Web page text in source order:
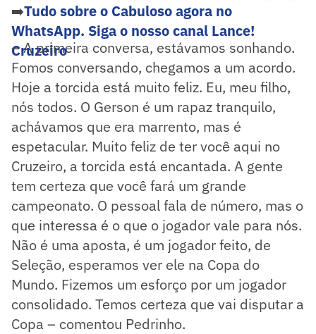
➡️Tudo sobre o Cabuloso agora no
WhatsApp. Siga o nosso canal Lance!
Cruzeiro
– A primeira conversa, estávamos sonhando.
Fomos conversando, chegamos a um acordo.
Hoje a torcida está muito feliz. Eu, meu filho,
nós todos. O Gerson é um rapaz tranquilo,
achávamos que era marrento, mas é
espetacular. Muito feliz de ter você aqui no
Cruzeiro, a torcida está encantada. A gente
tem certeza que você fará um grande
campeonato. O pessoal fala de número, mas o
que interessa é o que o jogador vale para nós.
Não é uma aposta, é um jogador feito, de
Seleção, esperamos ver ele na Copa do
Mundo. Fizemos um esforço por um jogador
consolidado. Temos certeza que vai disputar a
Copa – comentou Pedrinho.